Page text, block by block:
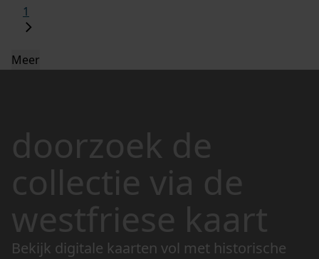
1
Meer
doorzoek de
collectie via de
westfriese kaart
Bekijk digitale kaarten vol met historische